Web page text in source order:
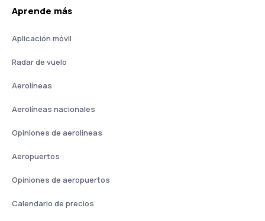
Aprende más
Aplicación móvil
Radar de vuelo
Aerolíneas
Aerolíneas nacionales
Opiniones de aerolíneas
Aeropuertos
Opiniones de aeropuertos
Calendario de precios